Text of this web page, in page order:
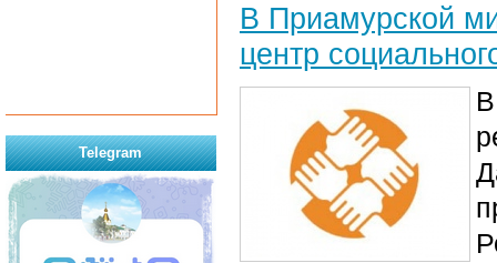
В Приамурской
центр
Telegram